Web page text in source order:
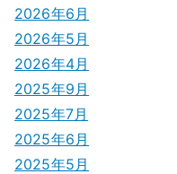
シ
ョ
ン
2026年6月
2026年5月
2026年4月
2025年9月
2025年7月
2025年6月
2025年5月